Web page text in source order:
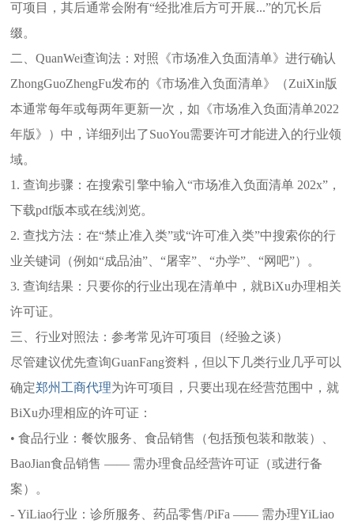
可项目，其后通常会附有“经批准后方可开展...”的冗长后
缀。
二、QuanWei查询法：对照《市场准入负面清单》进行确认
ZhongGuoZhengFu发布的《市场准入负面清单》（ZuiXin版
本通常每年或每两年更新一次，如《市场准入负面清单2022
年版》）中，详细列出了SuoYou需要许可才能进入的行业领
域。
1. 查询步骤：在搜索引擎中输入“市场准入负面清单 202x”，
下载pdf版本或在线浏览。
2. 查找方法：在“禁止准入类”或“许可准入类”中搜索你的行
业关键词（例如“成品油”、“屠宰”、“办学”、“网吧”）。
3. 查询结果：只要你的行业出现在清单中，就BiXu办理相关
许可证。
三、行业对照法：参考常见许可项目（经验之谈）
尽管建议优先查询GuanFang资料，但以下几类行业几乎可以
确定郑州工商代理为许可项目，只要出现在经营范围中，就
BiXu办理相应的许可证：
• 食品行业：餐饮服务、食品销售（包括预包装和散装）、
BaoJian食品销售 —— 需办理食品经营许可证（或进行备
案）。
- YiLiao行业：诊所服务、药品零售/PiFa —— 需办理YiLiao